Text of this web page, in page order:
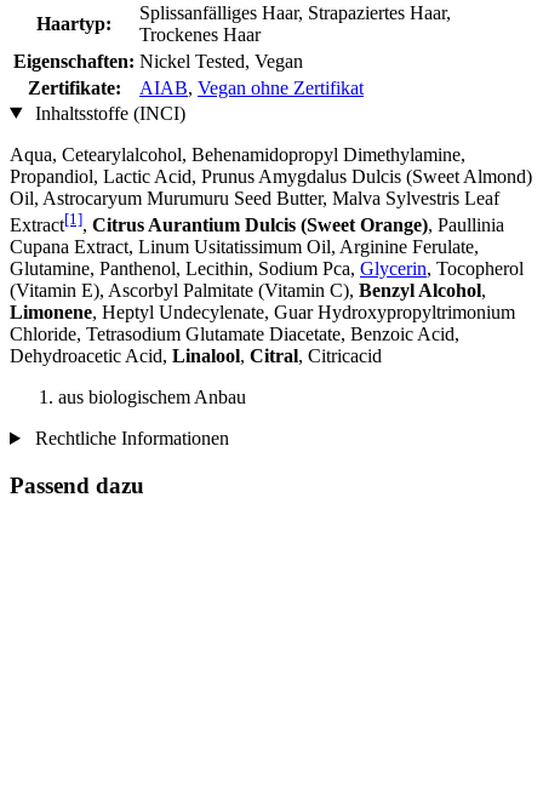
Haartyp:
Splissanfälliges Haar, Strapaziertes Haar,
Trockenes Haar
Eigenschaften: Nickel Tested, Vegan
Zertifikate:
AIAB, Vegan ohne Zertifikat
Inhaltsstoffe (INCI)
Aqua, Cetearylalcohol, Behenamidopropyl Dimethylamine,
Propandiol, Lactic Acid, Prunus Amygdalus Dulcis (Sweet Almond)
Oil, Astrocaryum Murumuru Seed Butter, Malva Sylvestris Leaf
Extract[1], Citrus Aurantium Dulcis (Sweet Orange), Paullinia
Cupana Extract, Linum Usitatissimum Oil, Arginine Ferulate,
Glutamine, Panthenol, Lecithin, Sodium Pca, Glycerin, Tocopherol
(Vitamin E), Ascorbyl Palmitate (Vitamin C), Benzyl Alcohol,
Limonene, Heptyl Undecylenate, Guar Hydroxypropyltrimonium
Chloride, Tetrasodium Glutamate Diacetate, Benzoic Acid,
Dehydroacetic Acid, Linalool, Citral, Citricacid
aus biologischem Anbau
Rechtliche Informationen
Passend dazu